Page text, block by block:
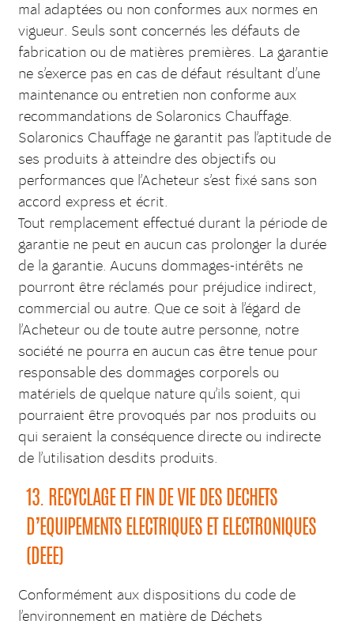
mal adaptées ou non conformes aux normes en
vigueur. Seuls sont concernés les défauts de
fabrication ou de matières premières. La garantie
ne s’exerce pas en cas de défaut résultant d’une
maintenance ou entretien non conforme aux
recommandations de Solaronics Chauffage.
Solaronics Chauffage ne garantit pas l’aptitude de
ses produits à atteindre des objectifs ou
performances que l’Acheteur s’est fixé sans son
accord express et écrit.
Tout remplacement effectué durant la période de
garantie ne peut en aucun cas prolonger la durée
de la garantie. Aucuns dommages-intérêts ne
pourront être réclamés pour préjudice indirect,
commercial ou autre. Que ce soit à l’égard de
l’Acheteur ou de toute autre personne, notre
société ne pourra en aucun cas être tenue pour
responsable des dommages corporels ou
matériels de quelque nature qu’ils soient, qui
pourraient être provoqués par nos produits ou
qui seraient la conséquence directe ou indirecte
de l’utilisation desdits produits.
13. RECYCLAGE ET FIN DE VIE DES DECHETS
D’EQUIPEMENTS ELECTRIQUES ET ELECTRONIQUES
(DEEE)
Conformément aux dispositions du code de
l’environnement en matière de Déchets